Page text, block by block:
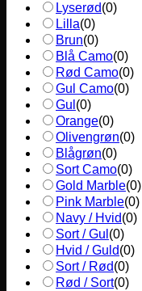
Lyserød(0)
Lilla(0)
Brun(0)
Blå Camo(0)
Rød Camo(0)
Gul Camo(0)
Gul (0)
Orange(0)
Olivengrøn(0)
Blågrøn(0)
Sort Camo(0)
Gold Marble(0)
Pink Marble(0)
Navy / Hvid(0)
Sort / Gul (0)
Hvid / Guld(0)
Sort / Rød(0)
Rød / Sort(0)